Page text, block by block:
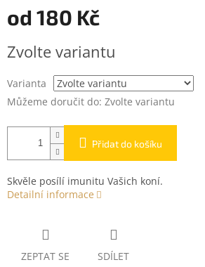
od 180 Kč
cena:
Zvolte variantu
Varianta
Můžeme doručit do: Zvolte variantu
Přidat do košíku
Skvěle posílí imunitu Vašich koní.
Detailní informace
ZEPTAT SE SDÍLET